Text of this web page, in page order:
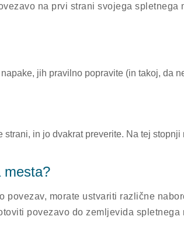
na prvi strani svojega spletnega
jih pravilno popravite (in takoj, da
in jo dvakrat preverite. Na tej stopnji
mesta?
povezav, morate ustvariti različne
povezavo do zemljevida spletnega